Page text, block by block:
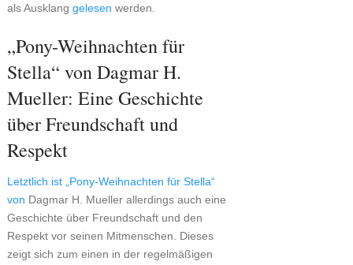
als Ausklang gelesen werden.
„Pony-Weihnachten für
Stella“ von Dagmar H.
Mueller: Eine Geschichte
über Freundschaft und
Respekt
Letztlich ist „Pony-Weihnachten für Stella“
von Dagmar H. Mueller allerdings auch eine
Geschichte über Freundschaft und den
Respekt vor seinen Mitmenschen. Dieses
zeigt sich zum einen in der regelmäßigen